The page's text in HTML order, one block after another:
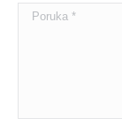
Poruka *